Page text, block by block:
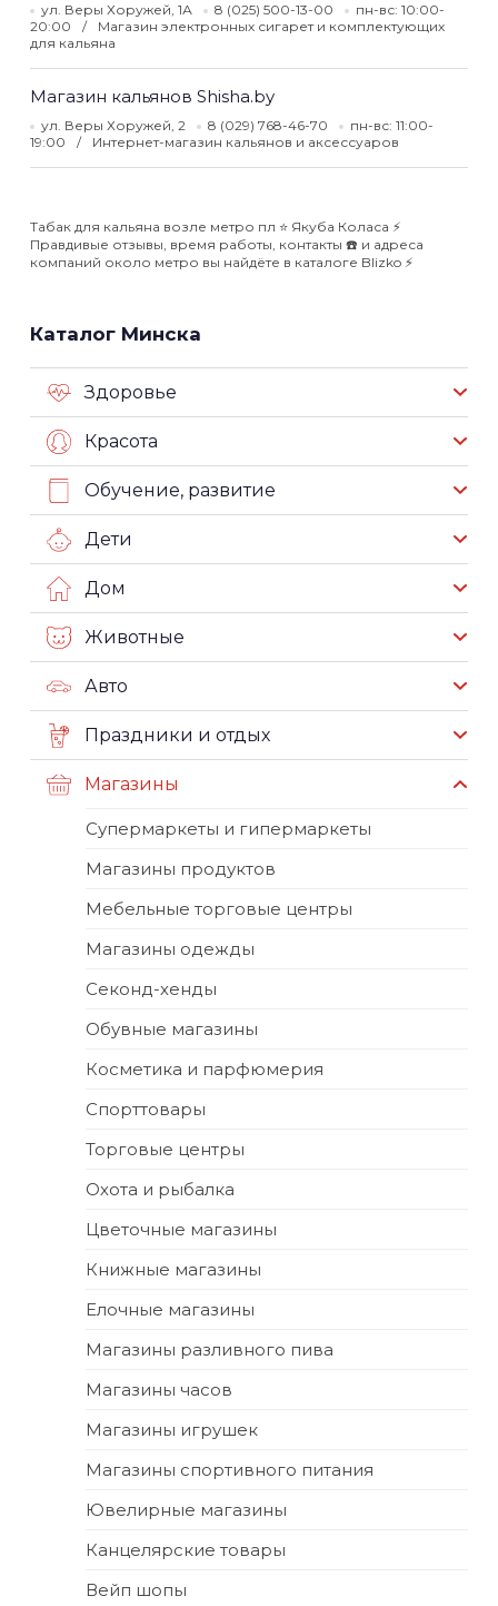
ул. Веры Хоружей, 1А 8 (025) 500-13-00
пн-вс: 10:00-
20:00
Магазин электронных сигарет и комплектующих
для кальяна
Магазин кальянов Shisha.by
ул. Веры Хоружей, 2 8 (029) 768-46-70
пн-вс: 11:00-
19:00
Интернет-магазин кальянов и аксессуаров
Табак для кальяна возле метро пл ⭐️ Якуба Коласа ⚡️
Правдивые отзывы, время работы, контакты ☎️ и адреса
компаний около метро вы найдёте в каталоге Blizko ⚡️
Каталог Минска
Здоровье
Красота
Обучение, развитие
Дети
Дом
Животные
Авто
Праздники и отдых
Магазины
Супермаркеты и гипермаркеты
Магазины продуктов
Мебельные торговые центры
Магазины одежды
Секонд-хенды
Обувные магазины
Косметика и парфюмерия
Спорттовары
Торговые центры
Охота и рыбалка
Цветочные магазины
Книжные магазины
Елочные магазины
Магазины разливного пива
Магазины часов
Магазины игрушек
Магазины спортивного питания
Ювелирные магазины
Канцелярские товары
Вейп шопы